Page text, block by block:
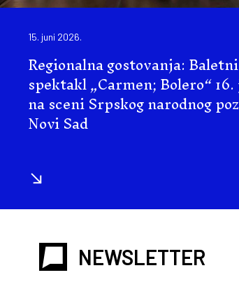
15. juni 2026.
Regionalna gostovanja: Baletni
spektakl „Carmen; Bolero“
na sceni Srpskog narodnog
Novi Sad
NEWSLETTER